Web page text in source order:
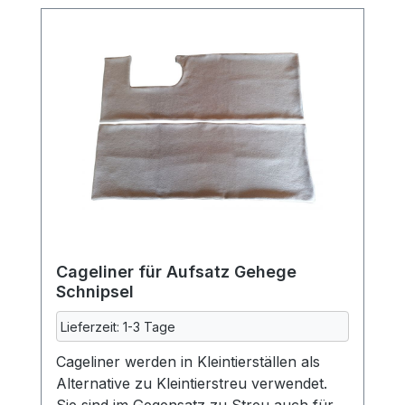
Cageliner für Aufsatz Gehege
Schnipsel
Lieferzeit: 1-3 Tage
Cageliner werden in Kleintierställen als
Alternative zu Kleintierstreu verwendet.